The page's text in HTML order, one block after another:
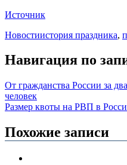
Источник
Новостиистория праздника,
Навигация по
От гражданства России за
человек
Размер квоты на РВП в
Похожие записи